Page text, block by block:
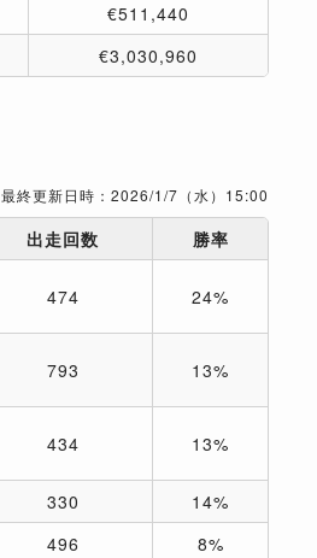
€511,440
€3,030,960
最終更新日時：2026/1/7（水）15:00
出走回数 勝率
474 24%
793 13%
434 13%
330
14%
496
8%